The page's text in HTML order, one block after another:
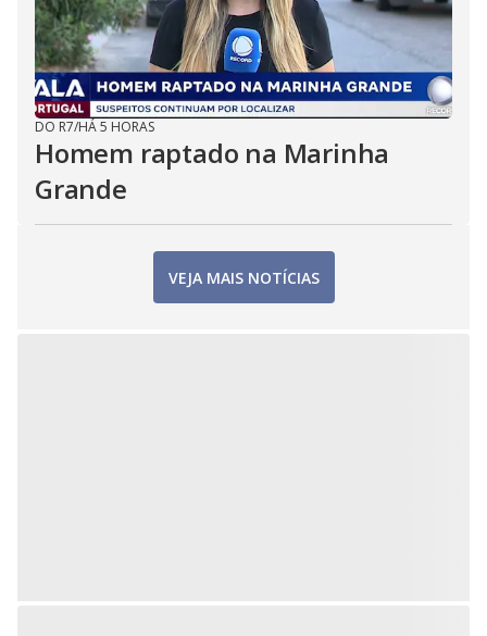
DO R7/HÁ 5 HORAS
Homem raptado na Marinha
Grande
VEJA MAIS NOTÍCIAS